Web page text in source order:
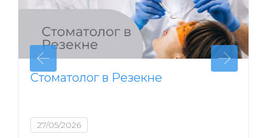
Стоматолог в Резекне
27/05/2026